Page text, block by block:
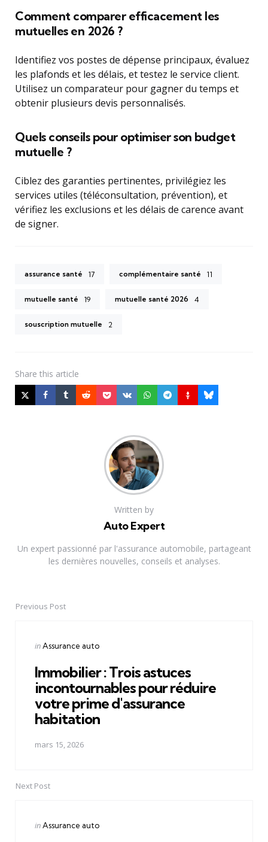
Comment comparer efficacement les
mutuelles en 2026 ?
Identifiez vos postes de dépense principaux, évaluez
les plafonds et les délais, et testez le service client.
Utilisez un comparateur pour gagner du temps et
obtenir plusieurs devis personnalisés.
Quels conseils pour optimiser son budget
mutuelle ?
Ciblez des garanties pertinentes, privilégiez les
services utiles (téléconsultation, prévention), et
vérifiez les exclusions et les délais de carence avant
de signer.
assurance santé 17 complémentaire santé 11
mutuelle santé 19 mutuelle santé 2026 4
souscription mutuelle 2
Share this article
Written by
Auto Expert
Un expert passionné par l'assurance automobile, partageant
les dernières nouvelles, conseils et analyses.
PostPrevious Post
Posted
inAssurance auto
Immobilier : Trois astuces
incontournables pour réduire
votre prime d'assurance
habitation
mars 15, 2026
Next Post
Posted
inAssurance auto